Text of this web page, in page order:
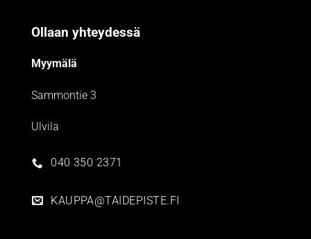
Ollaan yhteydessä
Myymälä
Sammontie 3
Ulvila
040 350 2371
KAUPPA@TAIDEPISTE.FI